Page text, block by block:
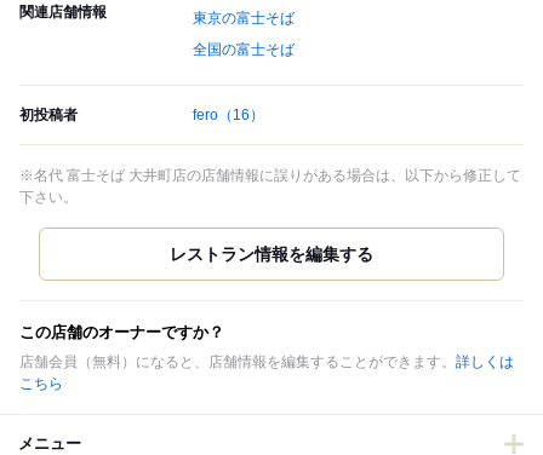
関連店舗情報
東京の富士そば
全国の富士そば
初投稿者 fero （16）
※名代 富士そば 大井町店の店舗情報に誤りがある場合は、以下から修正して
下さい。
この店舗のオーナーですか？
店舗会員（無料）になると、店舗情報を編集することができます。 詳しくは
こちら
メニュー